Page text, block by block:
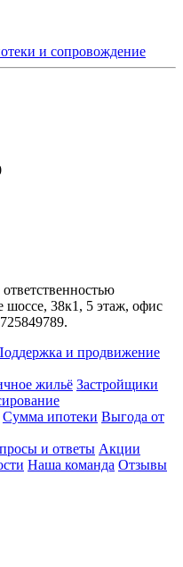
и сопровождение
38к1, 5 этаж, офис
и продвижение
жильё Застройщики
Сумма ипотеки Выгода от
и ответы Акции
Наша команда Отзывы